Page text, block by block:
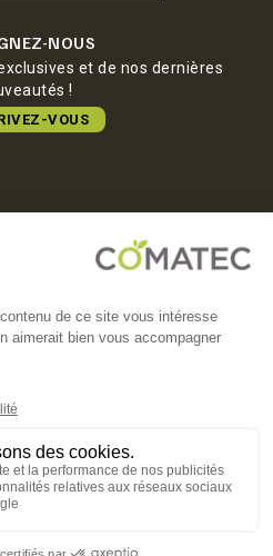
NOUS
et de nos dernières
!
VOUS
PACKAGING
Xavier Fafeur
FRANCE
LÉGALES
CONFIDENTIALITÉ
DE COOKIES
CGV